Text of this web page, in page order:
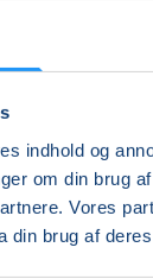
indhold og
om din brug
Vores
din brug af
sætter vi
indblik i
ofte deres
at forstå